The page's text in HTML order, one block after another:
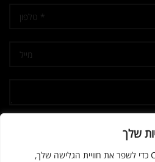
שלך
אנו משתמשים בקובצי Cookie כדי לשפר את חוויית הגלישה שלך,